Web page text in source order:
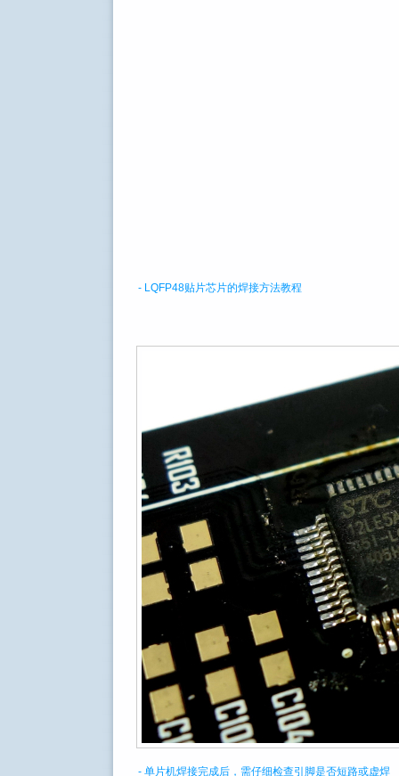
- LQFP48贴片芯片的焊接方法教程
- 单片机焊接完成后，需仔细检查引脚是否短路或虚焊